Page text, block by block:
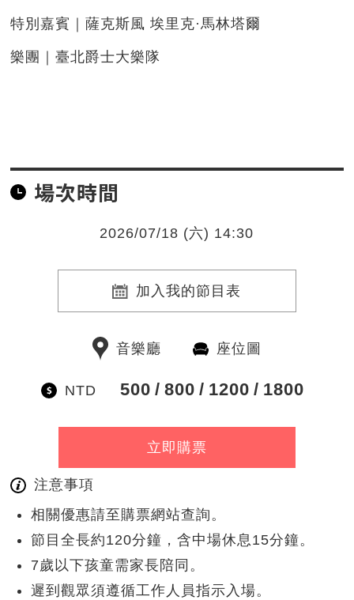
特別嘉賓｜薩克斯風 埃里克·馬林塔爾
樂團｜臺北爵士大樂隊
場次時間
2026/07/18 (六) 14:30
加入我的節目表
音樂廳 座位圖
NTD 500 800 1200 1800
立即購票
注意事項
相關優惠請至購票網站查詢。
節目全長約120分鐘，含中場休息15分鐘。
7歲以下孩童需家長陪同。
遲到觀眾須遵循工作人員指示入場。